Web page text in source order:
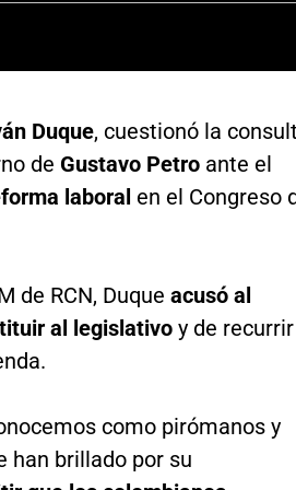
Duque, cuestionó la
de Gustavo Petroante el
laboral en el Congreso
de RCN, Duque acusó al
al legislativoy de
como pirómanos y
han brillado por su